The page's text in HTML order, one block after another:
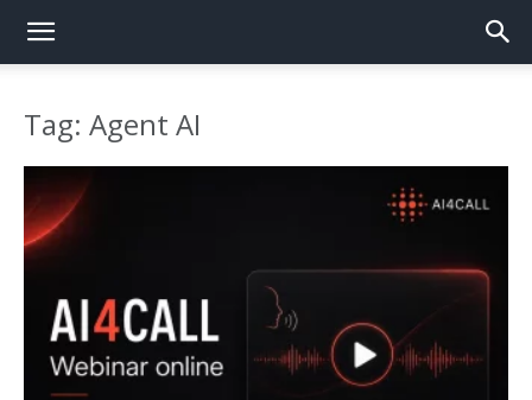
Tag: Agent AI